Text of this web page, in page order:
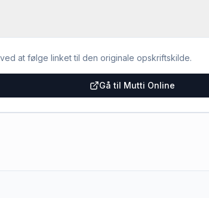
at følge linket til den originale opskriftskilde.
Gå til Mutti Online